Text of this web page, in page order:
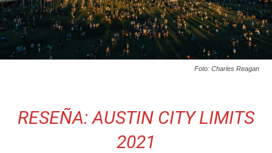
Foto: Charles Reagan
RESEÑA: AUSTIN CITY LIMITS
2021